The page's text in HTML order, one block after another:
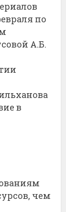
по
А.Б.
в
чем